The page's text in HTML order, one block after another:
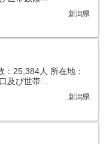
新潟県
25,384人 所在地：
及び世帯...
新潟県